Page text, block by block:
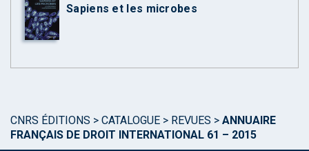
Sapiens et les microbes
CNRS ÉDITIONS > CATALOGUE > REVUES > ANNUAIRE
FRANÇAIS DE DROIT INTERNATIONAL 61 – 2015